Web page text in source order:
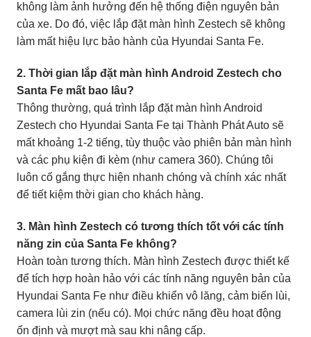
không làm ảnh hưởng đến hệ thống điện nguyên bản
của xe. Do đó, việc lắp đặt màn hình Zestech sẽ không
làm mất hiệu lực bảo hành của Hyundai Santa Fe.
2. Thời gian lắp đặt màn hình Android Zestech cho
Santa Fe mất bao lâu?
Thông thường, quá trình lắp đặt màn hình Android
Zestech cho Hyundai Santa Fe tại Thành Phát Auto sẽ
mất khoảng 1-2 tiếng, tùy thuộc vào phiên bản màn hình
và các phụ kiện đi kèm (như camera 360). Chúng tôi
luôn cố gắng thực hiện nhanh chóng và chính xác nhất
để tiết kiệm thời gian cho khách hàng.
3. Màn hình Zestech có tương thích tốt với các tính
năng zin của Santa Fe không?
Hoàn toàn tương thích. Màn hình Zestech được thiết kế
để tích hợp hoàn hảo với các tính năng nguyên bản của
Hyundai Santa Fe như điều khiển vô lăng, cảm biến lùi,
camera lùi zin (nếu có). Mọi chức năng đều hoạt động
ổn định và mượt mà sau khi nâng cấp.